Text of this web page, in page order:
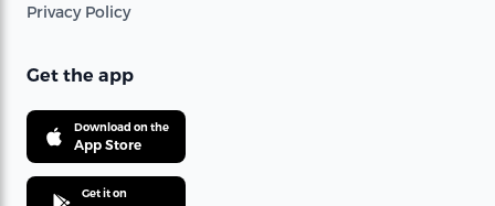
Privacy Policy
Get the app
Download on the
App Store
Get it on